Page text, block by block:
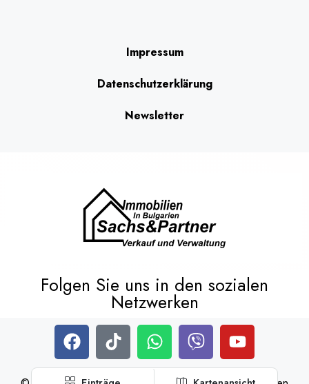
Impressum
Datenschutzerklärung
Newsletter
Folgen Sie uns in den sozialen
Netzwerken